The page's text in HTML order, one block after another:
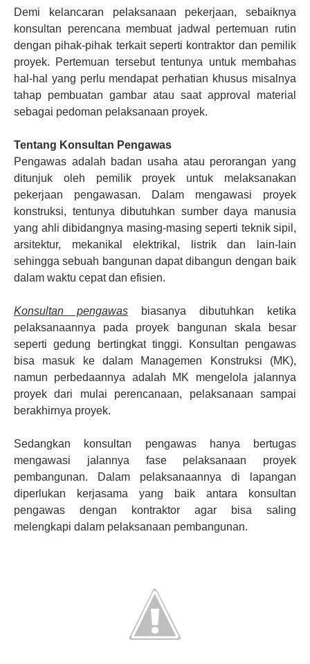
Demi kelancaran pelaksanaan pekerjaan, sebaiknya
konsultan perencana membuat jadwal pertemuan rutin
dengan pihak-pihak terkait seperti kontraktor dan pemilik
proyek. Pertemuan tersebut tentunya untuk membahas
hal-hal yang perlu mendapat perhatian khusus misalnya
tahap pembuatan gambar atau saat approval material
sebagai pedoman pelaksanaan proyek.
Tentang Konsultan Pengawas
Pengawas adalah badan usaha atau perorangan yang
ditunjuk oleh pemilik proyek untuk melaksanakan
pekerjaan pengawasan. Dalam mengawasi proyek
konstruksi, tentunya dibutuhkan sumber daya manusia
yang ahli dibidangnya masing-masing seperti teknik sipil,
arsitektur, mekanikal elektrikal, listrik dan lain-lain
sehingga sebuah bangunan dapat dibangun dengan baik
dalam waktu cepat dan efisien.
Konsultan pengawas
biasanya dibutuhkan ketika
pelaksanaannya pada proyek bangunan skala besar
seperti gedung bertingkat tinggi. Konsultan pengawas
bisa masuk ke dalam Managemen Konstruksi (MK),
namun perbedaannya adalah MK mengelola jalannya
proyek dari mulai perencanaan, pelaksanaan sampai
berakhirnya proyek.
Sedangkan konsultan pengawas hanya bertugas
mengawasi jalannya fase pelaksanaan proyek
pembangunan. Dalam pelaksanaannya di lapangan
diperlukan kerjasama yang baik antara konsultan
pengawas dengan kontraktor agar bisa saling
melengkapi dalam pelaksanaan pembangunan.